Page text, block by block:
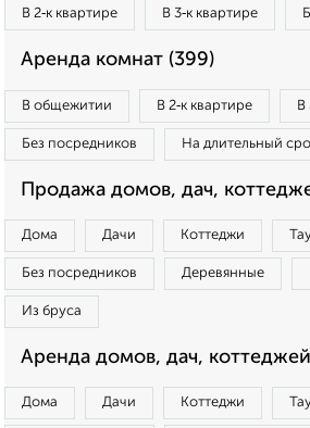
В 2‑к квартире В 3‑к квартире
Аренда комнат (399)
В общежитии В 2‑к квартире В
Без посредников На длительный
Продажа домов, дач,
Дома Дачи Коттеджи
Без посредников Деревянные
Из бруса
Аренда домов, дач,
Дома Дачи Коттеджи